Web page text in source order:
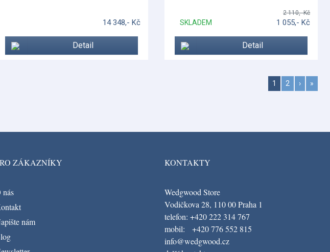
14 348,- Kč
Detail
SKLADEM
2 110,- Kč
1 055,- Kč
Detail
1 2 › »
ZÁKAZNÍKY
nás
nám
KONTAKTY
Wedgwood Store
Vodičkova 28, 110 00 Praha 1
telefon: +420 222 314 767
mobil: +420 776 552 815
info@wedgwood.cz